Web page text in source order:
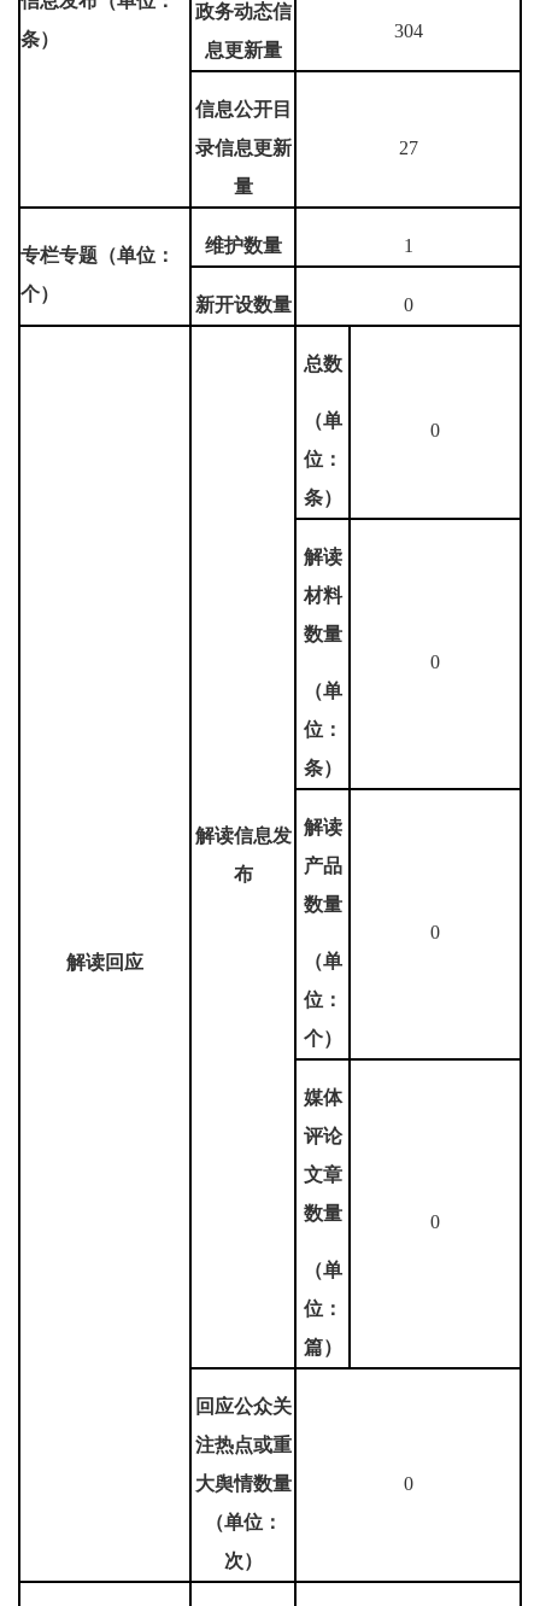
条）
政务动态信
息更新量
304
信息公开目
录信息更新
量
27
专栏专题（单位：
个）
维护数量 1
新开设数量 0
解读回应
解读信息发
布
总数
（单
位：
条）
0
解读
材料
数量
（单
位：
条）
0
解读
产品
数量
（单
位：
个）
0
媒体
评论
文章
数量
（单
位：
篇）
0
回应公众关
注热点或重
大舆情数量
（单位：
次）
0